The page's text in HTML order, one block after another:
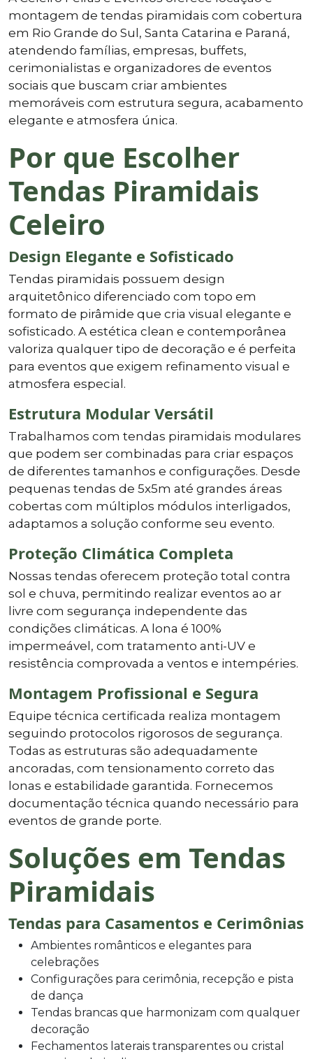
montagem de tendas piramidais com cobertura
em Rio Grande do Sul, Santa Catarina e Paraná,
atendendo famílias, empresas, buffets,
cerimonialistas e organizadores de eventos
sociais que buscam criar ambientes
memoráveis com estrutura segura, acabamento
elegante e atmosfera única.
Por que Escolher
Tendas Piramidais
Celeiro
Design Elegante e Sofisticado
Tendas piramidais possuem design
arquitetônico diferenciado com topo em
formato de pirâmide que cria visual elegante e
sofisticado. A estética clean e contemporânea
valoriza qualquer tipo de decoração e é perfeita
para eventos que exigem refinamento visual e
atmosfera especial.
Estrutura Modular Versátil
Trabalhamos com tendas piramidais modulares
que podem ser combinadas para criar espaços
de diferentes tamanhos e configurações. Desde
pequenas tendas de 5x5m até grandes áreas
cobertas com múltiplos módulos interligados,
adaptamos a solução conforme seu evento.
Proteção Climática Completa
Nossas tendas oferecem proteção total contra
sol e chuva, permitindo realizar eventos ao ar
livre com segurança independente das
condições climáticas. A lona é 100%
impermeável, com tratamento anti-UV e
resistência comprovada a ventos e intempéries.
Montagem Profissional e Segura
Equipe técnica certificada realiza montagem
seguindo protocolos rigorosos de segurança.
Todas as estruturas são adequadamente
ancoradas, com tensionamento correto das
lonas e estabilidade garantida. Fornecemos
documentação técnica quando necessário para
eventos de grande porte.
Soluções em Tendas
Piramidais
Tendas para Casamentos e Cerimônias
Ambientes românticos e elegantes para
celebrações
Configurações para cerimônia, recepção e pista
de dança
Tendas brancas que harmonizam com qualquer
decoração
Fechamentos laterais transparentes ou cristal